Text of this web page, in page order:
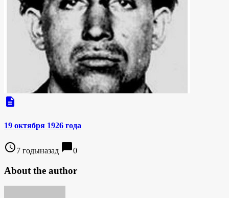
description
19 октября 1926 года
access_time7 годыназад chat_bubble0
About the author